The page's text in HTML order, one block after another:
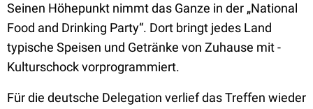
Seinen Höhepunkt nimmt das Ganze in der „National
Food and Drinking Party“. Dort bringt jedes Land
typische Speisen und Getränke von Zuhause mit -
Kulturschock vorprogrammiert.
Für die deutsche Delegation verlief das Treffen wieder